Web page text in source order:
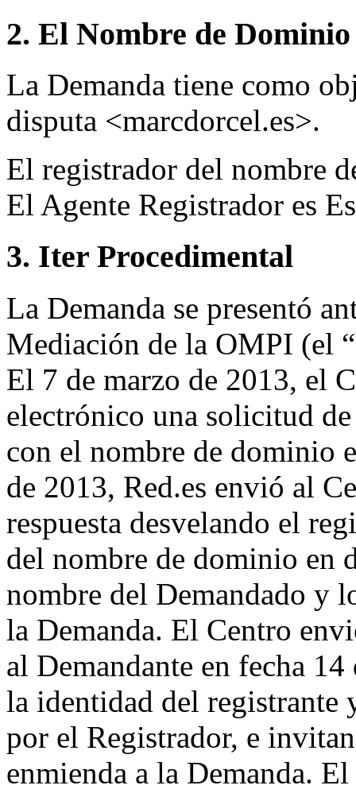
2. El Nombre de
La Demanda tiene como
disputa <marcdorcel.es>.
El registrador del nombre
El Agente Registrador es
3. Iter Procedimental
La Demanda se presentó
Mediación de la OMPI (el
El 7 de marzo de 2013, el
electrónico una solicitud
con el nombre de dominio
de 2013, Red.es envió al
respuesta desvelando el
del nombre de dominio en
nombre del Demandado y
la Demanda. El Centro
al Demandante en fecha
la identidad del registrante
por el Registrador, e
enmienda a la Demanda.